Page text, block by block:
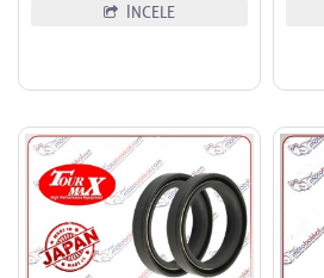
İNCELE